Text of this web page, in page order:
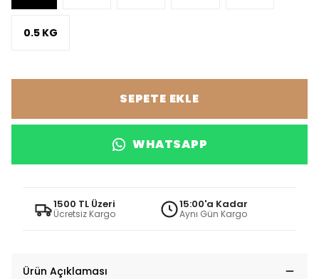
0.5 KG
SEPETE EKLE
WHATSAPP
1500 TL Üzeri
Ücretsiz Kargo
15:00'a Kadar
Aynı Gün Kargo
Ürün Açıklaması